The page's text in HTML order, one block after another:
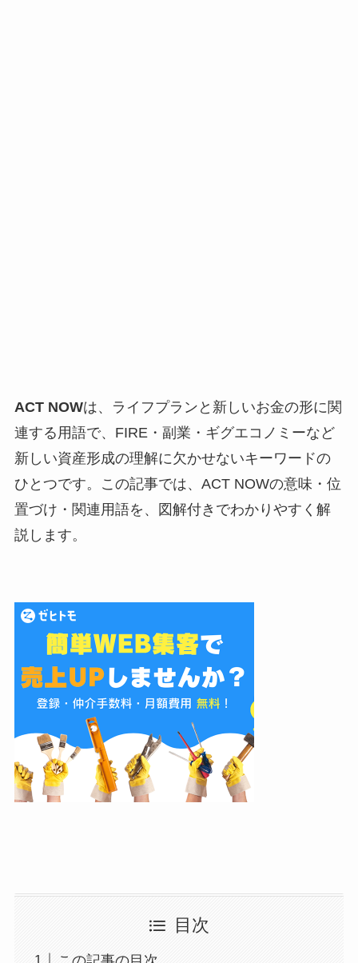
ACT NOWは、ライフプランと新しいお金の形に関
連する用語で、FIRE・副業・ギグエコノミーなど
新しい資産形成の理解に欠かせないキーワードの
ひとつです。この記事では、ACT NOWの意味・位
置づけ・関連用語を、図解付きでわかりやすく解
説します。
目次